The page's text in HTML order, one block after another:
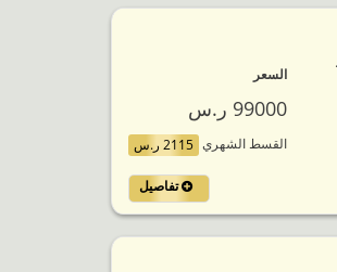
السعر
99000 ر.س
القسط الشهري 2115 ر.س
تفاصيل